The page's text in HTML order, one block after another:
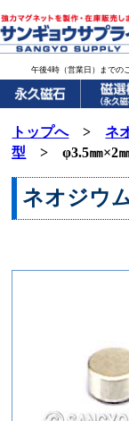
午後4時（営業日）までの
トップへ>ネ
型 > φ3.5㎜×2
ネオジウ